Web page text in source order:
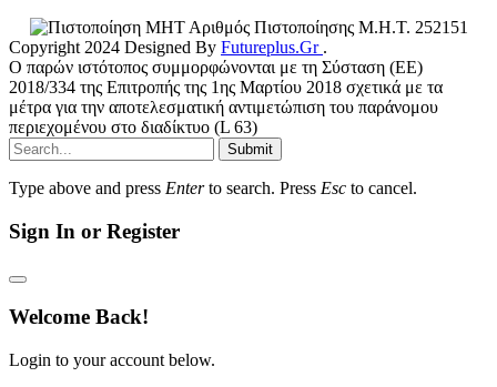
Αριθμός Πιστοποίησης Μ.Η.Τ. 252151
Copyright 2024 Designed By Futureplus.Gr .
Ο παρών ιστότοπος συμμορφώνονται με τη Σύσταση (ΕΕ)
2018/334 της Επιτροπής της 1ης Μαρτίου 2018 σχετικά με τα
μέτρα για την αποτελεσματική αντιμετώπιση του παράνομου
περιεχομένου στο διαδίκτυο (L 63)
Submit
Type above and press Enterto search. Press Esc to cancel.
Sign In or Register
Welcome Back!
Login to your account below.